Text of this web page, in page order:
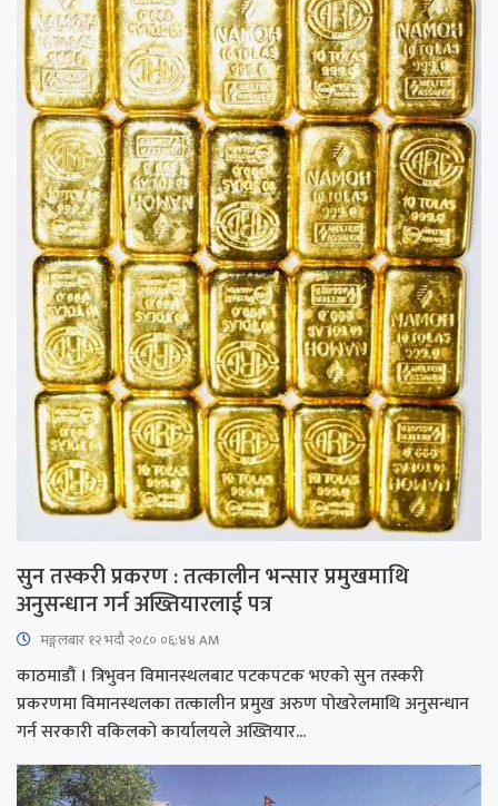
सुन तस्करी प्रकरण : तत्कालीन भन्सार प्रमुखमाथि
अनुसन्धान गर्न अख्तियारलाई पत्र
मङ्गलबार १२ भदौ २०८० ०६:४४ AM
काठमाडौं । त्रिभुवन विमानस्थलबाट पटकपटक भएको सुन तस्करी
प्रकरणमा विमानस्थलका तत्कालीन प्रमुख अरुण पोखरेलमाथि अनुसन्धान
गर्न सरकारी वकिलको कार्यालयले अख्तियार...